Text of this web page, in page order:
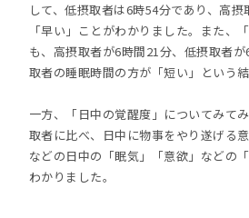
して、低摂取者は6時54分であり、高
「早い」ことがわかりました。また、
も、高摂取者が6時間21分、低摂取者
取者の睡眠時間の方が「短い」という結
一方、「日中の覚醒度」についてみて
取者に比べ、日中に物事をやり遂げる
などの日中の「眠気」「意欲」などの
わかりました。